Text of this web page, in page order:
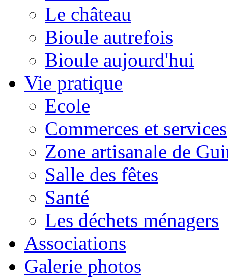
Le château
Bioule autrefois
Bioule aujourd'hui
Vie pratique
Ecole
Commerces et services
Zone artisanale de
Salle des fêtes
Santé
Les déchets ménagers
Associations
Galerie photos